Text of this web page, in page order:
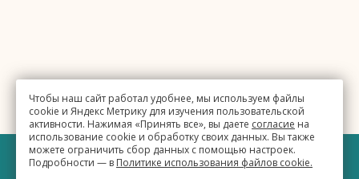
Чтобы наш сайт работал удобнее, мы используем файлы
cookie и Яндекс Метрику для изучения пользовательской
активности. Нажимая «Принять все», вы даете согласие на
использование cookie и обработку своих данных. Вы также
можете ограничить сбор данных с помощью настроек.
Подробности — в Политике использования файлов cookie.